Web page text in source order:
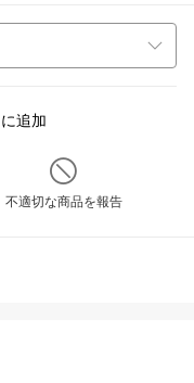
追加
不適切な商品を報告